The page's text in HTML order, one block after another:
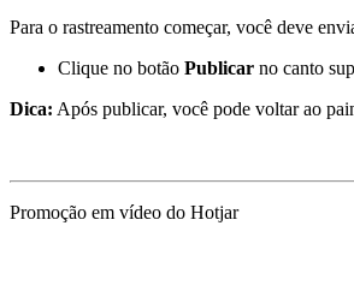
Para o rastreamento começar, você deve
Clique no botão Publicar no canto
Dica: Após publicar, você pode voltar ao
Promoção em vídeo do Hotjar